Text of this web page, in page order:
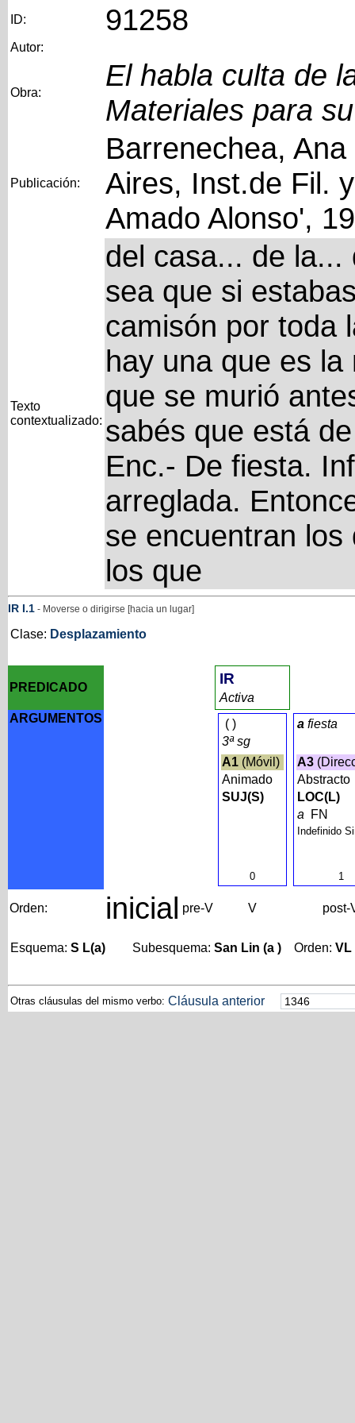
ID: 91258
Autor:
Obra:
El habla culta de
Materiales para
Publicación:
Barrenechea,
Aires, Inst.de Fil.
Amado Alonso',
Texto
contextualizado:
del casa... de
sea que si
camisón por toda
hay una que es
que se murió
sabés que está
Enc.- De fiesta.
arreglada.
se encuentran
los que
IR I.1- Moverse o dirigirse [hacia un lugar]
Clase: Desplazamiento
PREDICADO
IR
Activa
ARGUMENTOS
()
3ª sg
A1(Móvil)
Animado
SUJ(S)
0
a fiesta
A3
Abstracto
LOC(L)
a
FN
Indefinido
1
Orden: inicial pre-V V post-
Esquema: S L(a) Subesquema: San Lin (a ) Orden: VL
Otras cláusulas del mismo verbo: Cláusula anterior